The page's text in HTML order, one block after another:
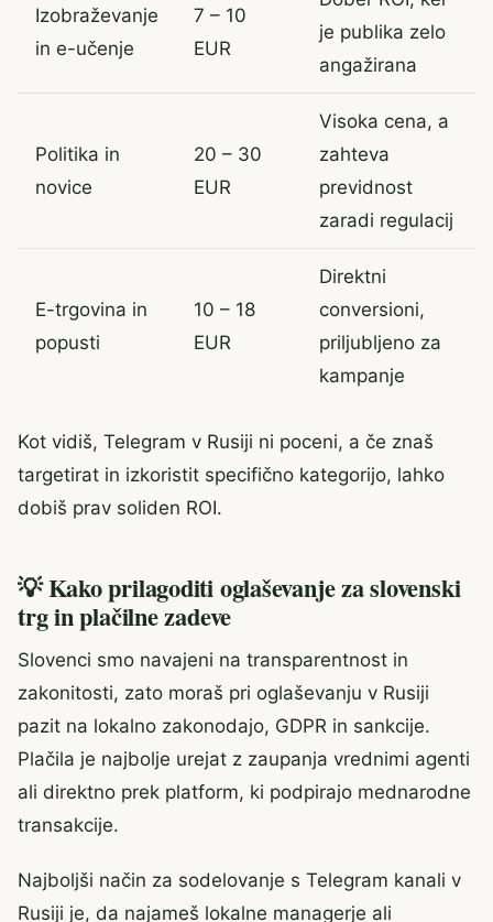
Izobraževanje
in e-učenje
7 – 10
EUR
je publika zelo
angažirana
Politika in
novice
20 – 30
EUR
Visoka cena, a
zahteva
previdnost
zaradi regulacij
E-trgovina in
popusti
10 – 18
EUR
Direktni
conversioni,
priljubljeno za
kampanje
Kot vidiš, Telegram v Rusiji ni poceni, a če znaš
targetirat in izkoristit specifično kategorijo, lahko
dobiš prav soliden ROI.
💡 Kako prilagoditi oglaševanje za slovenski
trg in plačilne zadeve
Slovenci smo navajeni na transparentnost in
zakonitosti, zato moraš pri oglaševanju v Rusiji
pazit na lokalno zakonodajo, GDPR in sankcije.
Plačila je najbolje urejat z zaupanja vrednimi agenti
ali direktno prek platform, ki podpirajo mednarodne
transakcije.
Najboljši način za sodelovanje s Telegram kanali v
Rusiji je, da najameš lokalne managerje ali